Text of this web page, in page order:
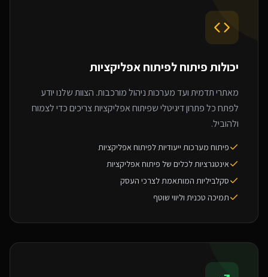
יכולות פיתוח לפיתוח אפליקציות
מאתרי תדמית ועד מערכות ניהול מורכבות. הצוות שלנו יודע
לפתח כל פתרון דיגיטלי שפיתוח אפליקציות צריכים כדי לצמוח
ולהוביל.
פיתוח מערכות ייעודיות לפיתוח אפליקציות
אינטגרציות לכלים של פיתוח אפליקציות
סקלביליות המותאמת לצרכי העסק
תמיכה טכנית וליווי שוטף